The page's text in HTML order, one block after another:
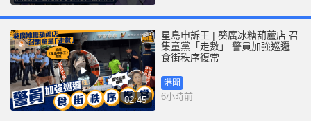
02:45
星島申訴王 | 葵廣冰糖葫蘆店 召
集童黨「走數」 警員加強巡邏
食街秩序復常
港聞
6小時前